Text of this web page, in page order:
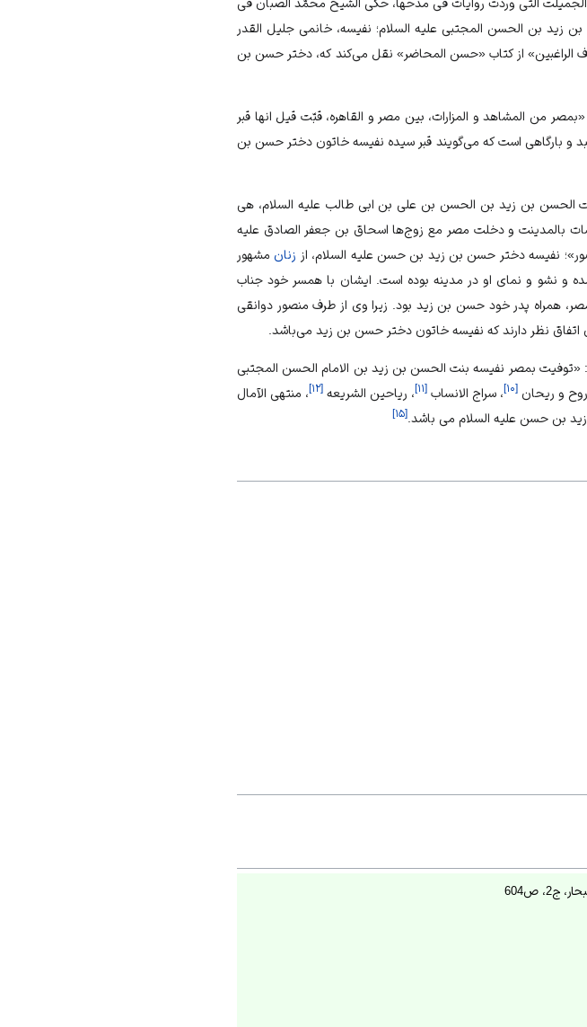
التی وردت روایات فی مدحها، حکی الشیخ محمّد الصبان فی
زید بن الحسن المجتبی علیه السلام؛ نفیسه، خانمی جلیل القدر
الراغبین» از کتاب «حسن المحاضر» نقل می‌کند که، دختر حسن بن
من المشاهد و المزارات، بین مصر و القاهره، قبّت قیل انها قبر
و بارگاهی است که می‌گویند قبر سیده نفیسه خاتون دختر حسن بن
الحسن بن زید بن الحسن بن علی بن ابی طالب علیه السلام، هی
و الصلاح و الزهد و الورع، ولدت بمکه سنت 145 ه.ق و نشات بالمدینت و دخلت مصر مع زوج‌ها اسحاق بن جعفر الصادق علیه
نفیسه دختر حسن بن زید بن حسن علیه السلام، از زنانمشهور
همسر خود جناب
همراه پدر خود حسن بن زید بود. زیرا وی از طرف منصور دوانقی
اتفاق نظر دارند که نفیسه خاتون دختر حسن بن زید می‌باشد.
بمصر نفیسه بنت الحسن بن زید بن الامام الحسن المجتبی
و ریحان [۱۰]، سراج الانساب [۱۱]، ریاحین الشریعه [۱۲]، منتهی الآمال
بن حسن علیه السلام می باشد.[۱۵]